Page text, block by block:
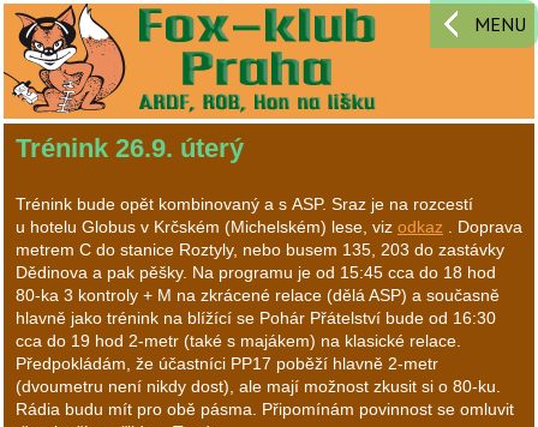
MENU
Trénink 26.9. úterý
Trénink bude opět kombinovaný a s ASP. Sraz je na rozcestí
u hotelu Globus v Krčském (Michelském) lese, viz odkaz . Doprava
metrem C do stanice Roztyly, nebo busem 135, 203 do zastávky
Dědinova a pak pěšky. Na programu je od 15:45 cca do 18 hod
80-ka 3 kontroly + M na zkrácené relace (dělá ASP) a současně
hlavně jako trénink na blížící se Pohár Přátelství bude od 16:30
cca do 19 hod 2-metr (také s majákem) na klasické relace.
Předpokládám, že účastníci PP17 poběží hlavně 2-metr
(dvoumetru není nikdy dost), ale mají možnost zkusit si o 80-ku.
Rádia budu mít pro obě pásma. Připomínám povinnost se omluvit